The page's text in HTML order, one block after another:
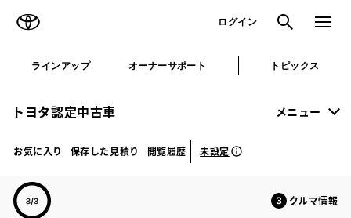
ログイン 検索 メニュ
ラインアップ オーナーサポート トピックス
トヨタ認定中古車 メニュー
お気に入り 保存した見積り 閲覧履歴 未設定
クルマ情報